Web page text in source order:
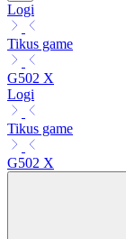
Logi
Tikus game
G502 X
Logi
Tikus game
G502 X